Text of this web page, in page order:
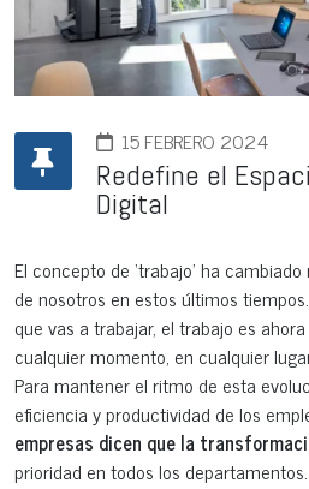
15 FEBRERO 2024
Redefine el
Digital
El concepto de ‘trabajo’ ha
de nosotros en estos últimos
que vas a trabajar, el trabajo es
cualquier momento, en cualquier
Para mantener el ritmo de esta
eficiencia y productividad de los
empresas dicen que la
prioridad en todos los departamentos.